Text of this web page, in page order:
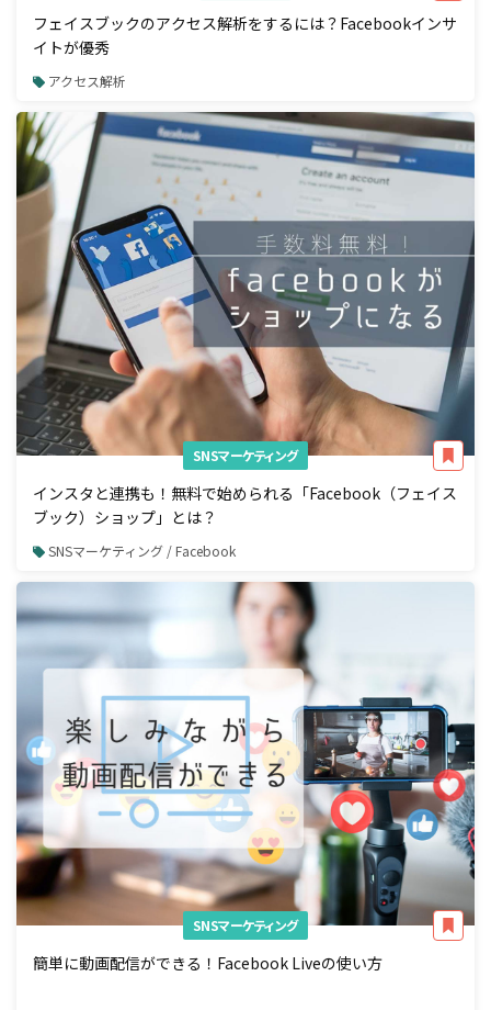
フェイスブックのアクセス解析をするには？Facebookインサ
イトが優秀
アクセス解析
SNSマーケティング
インスタと連携も！無料で始められる「Facebook（フェイス
ブック）ショップ」とは？
SNSマーケティング / Facebook
SNSマーケティング
簡単に動画配信ができる！Facebook Liveの使い方